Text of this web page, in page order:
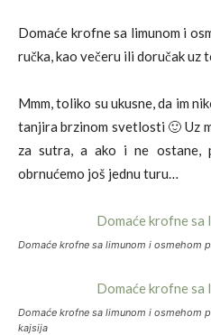
Domaće krofne sa limunom i
ručka, kao večeru ili doručak uz
Mmm, toliko su ukusne, da im
tanjira brzinom svetlosti 🙂 Uz
za sutra, a ako i ne ostane,
obrnućemo još jednu turu…
Domaće krofne sa limunom i osmehom
Domaće krofne sa limunom i osmehom
kajsija